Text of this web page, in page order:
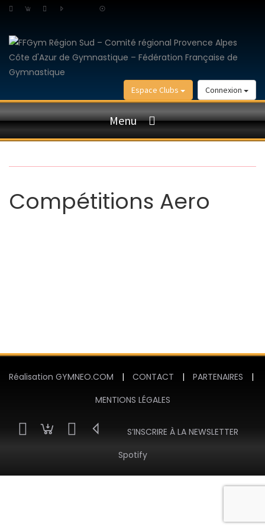
Connexion
Espace Clubs
Menu
Compétitions Aero
Réalisation GYMNEO.COM | CONTACT | PARTENAIRES
|
MENTIONS LÉGALES
S’INSCRIRE À LA NEWSLETTER
Spotify